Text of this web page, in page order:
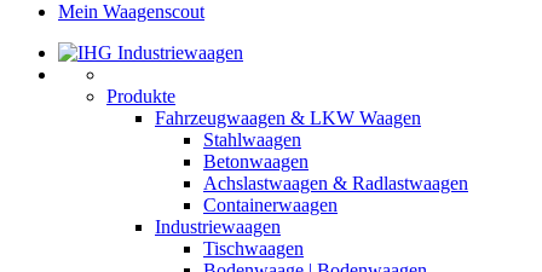
Mein Waagenscout
Produkte
Fahrzeugwaagen & LKW Waagen
Stahlwaagen
Betonwaagen
Achslastwaagen & Radlastwaagen
Containerwaagen
Industriewaagen
Tischwaagen